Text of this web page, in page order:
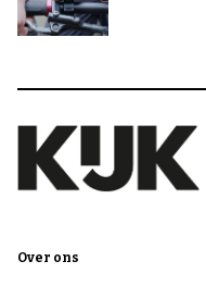
Over ons